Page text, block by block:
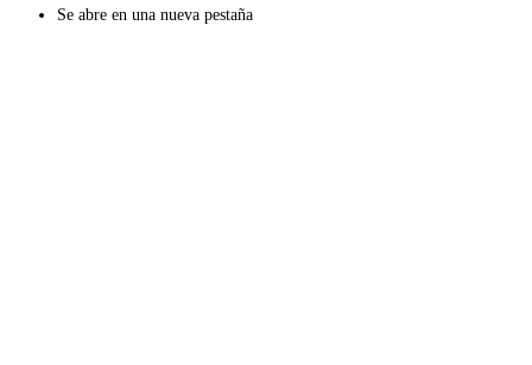
Se abre en una nueva pestaña